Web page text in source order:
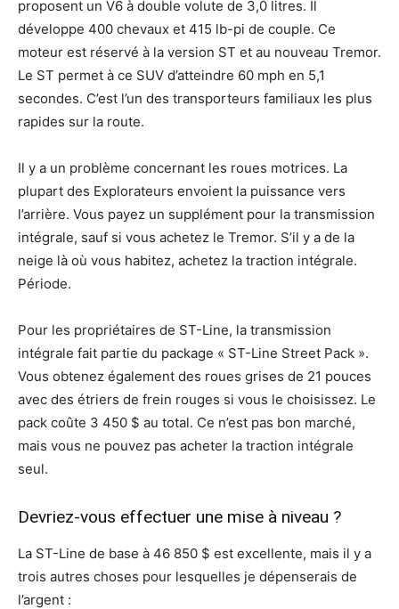
proposent un V6 à double volute de 3,0 litres. Il
développe 400 chevaux et 415 lb-pi de couple. Ce
moteur est réservé à la version ST et au nouveau Tremor.
Le ST permet à ce SUV d’atteindre 60 mph en 5,1
secondes. C’est l’un des transporteurs familiaux les plus
rapides sur la route.
Il y a un problème concernant les roues motrices. La
plupart des Explorateurs envoient la puissance vers
l’arrière. Vous payez un supplément pour la transmission
intégrale, sauf si vous achetez le Tremor. S’il y a de la
neige là où vous habitez, achetez la traction intégrale.
Période.
Pour les propriétaires de ST-Line, la transmission
intégrale fait partie du package « ST-Line Street Pack ».
Vous obtenez également des roues grises de 21 pouces
avec des étriers de frein rouges si vous le choisissez. Le
pack coûte 3 450 $ au total. Ce n’est pas bon marché,
mais vous ne pouvez pas acheter la traction intégrale
seul.
Devriez-vous effectuer une mise à niveau ?
La ST-Line de base à 46 850 $ est excellente, mais il y a
trois autres choses pour lesquelles je dépenserais de
l’argent :